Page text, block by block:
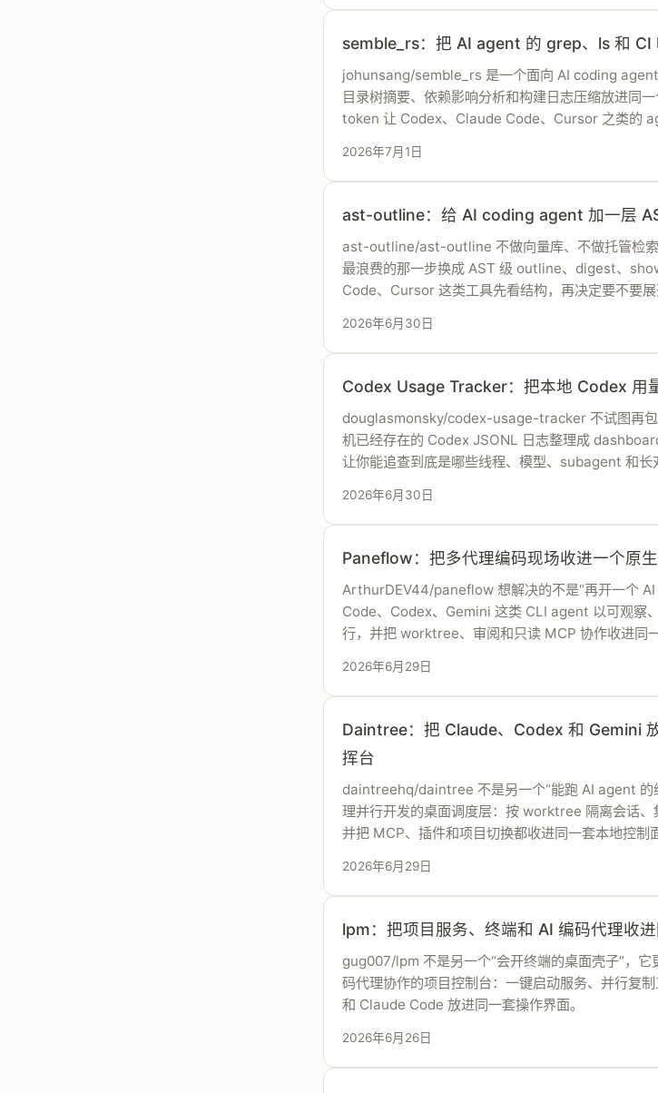
semble_rs：把 AI agent 的 grep、ls 和 CI
johunsang/semble_rs 是一个面向 AI coding agent
目录树摘要、依赖影响分析和构建日志压缩放进同
token 让 Codex、Claude Code、Cursor 之类的
2026年7月1日
ast-outline：给 AI coding agent 加一层
ast-outline/ast-outline 不做向量库、不做托管检
最浪费的那一步换成 AST 级 outline、digest、
Code、Cursor 这类工具先看结构，再决定要不要展
2026年6月30日
Codex Usage Tracker：把本地 Codex 用
douglasmonsky/codex-usage-tracker 不试图再
机已经存在的 Codex JSONL 日志整理成
让你能追查到底是哪些线程、模型、subagent 和长
2026年6月30日
Paneflow：把多代理编码现场收进一个原
ArthurDEV44/paneflow 想解决的不是“再开一个
Code、Codex、Gemini 这类 CLI agent 以可观察
行，并把 worktree、审阅和只读 MCP 协作收进同
2026年6月29日
Daintree：把 Claude、Codex 和 Gemini
挥台
daintreehq/daintree 不是另一个“能跑 AI agent 的
理并行开发的桌面调度层：按 worktree 隔离会话、
并把 MCP、插件和项目切换都收进同一套本地控制
2026年6月29日
lpm：把项目服务、终端和 AI 编码代理收
gug007/lpm 不是另一个“会开终端的桌面壳子”，它
码代理协作的项目控制台：一键启动服务、并行复
和 Claude Code 放进同一套操作界面。
2026年6月26日